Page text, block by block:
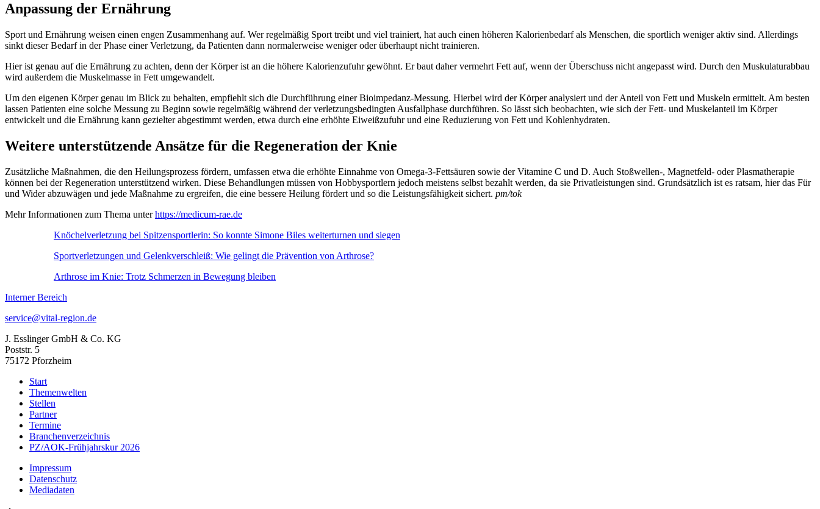
Anpassung der Ernährung
Sport und Ernährung weisen einen engen Zusammenhang auf. Wer regelmäßig Sport treibt und viel trainiert, hat auch einen höheren Kalorienbedarf als Menschen, die sportlich weniger aktiv sind. Allerdings
sinkt dieser Bedarf in der Phase einer Verletzung, da Patienten dann normalerweise weniger oder überhaupt nicht trainieren.
Hier ist genau auf die Ernährung zu achten, denn der Körper ist an die höhere Kalorienzufuhr gewöhnt. Er baut daher vermehrt Fett auf, wenn der Überschuss nicht angepasst wird. Durch den Muskulaturabbau
wird außerdem die Muskelmasse in Fett umgewandelt.
Um den eigenen Körper genau im Blick zu behalten, empfiehlt sich die Durchführung einer Bioimpedanz-Messung. Hierbei wird der Körper analysiert und der Anteil von Fett und Muskeln ermittelt. Am besten
lassen Patienten eine solche Messung zu Beginn sowie regelmäßig während der verletzungsbedingten Ausfallphase durchführen. So lässt sich beobachten, wie sich der Fett- und Muskelanteil im Körper
entwickelt und die Ernährung kann gezielter abgestimmt werden, etwa durch eine erhöhte Eiweißzufuhr und eine Reduzierung von Fett und Kohlenhydraten.
Weitere unterstützende Ansätze für die Regeneration der Knie
Zusätzliche Maßnahmen, die den Heilungsprozess fördern, umfassen etwa die erhöhte Einnahme von Omega-3-Fettsäuren sowie der Vitamine C und D. Auch Stoßwellen-, Magnetfeld- oder Plasmatherapie
können bei der Regeneration unterstützend wirken. Diese Behandlungen müssen von Hobbysportlern jedoch meistens selbst bezahlt werden, da sie Privatleistungen sind. Grundsätzlich ist es ratsam, hier das Für
und Wider abzuwägen und jede Maßnahme zu ergreifen, die eine bessere Heilung fördert und so die Leistungsfähigkeit sichert. pm/tok
Mehr Informationen zum Thema unterhttps://medicum-rae.de
Knöchelverletzung bei Spitzensportlerin: So konnte Simone Biles weiterturnen und siegen
Sportverletzungen und Gelenkverschleiß: Wie gelingt die Prävention von Arthrose?
Arthrose im Knie: Trotz Schmerzen in Bewegung bleiben
Interner Bereich
service@vital-region.de
J. Esslinger GmbH & Co. KG
Poststr. 5
75172 Pforzheim
Start
Themenwelten
Stellen
Partner
Termine
Branchenverzeichnis
PZ/AOK-Frühjahrskur 2026
Impressum
Datenschutz
Mediadaten